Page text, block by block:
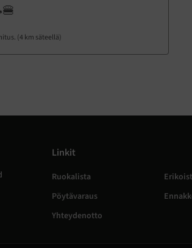
(4 km säteellä)
Linkit
Ruokalista
Pöytävaraus
Yhteydenotto